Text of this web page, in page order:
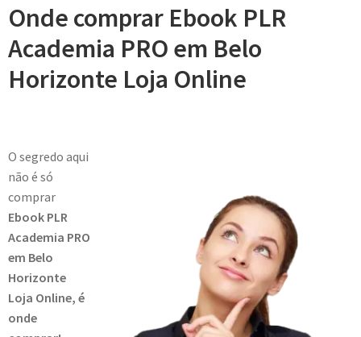
Onde comprar Ebook PLR
Academia PRO em Belo
Horizonte Loja Online
O segredo aqui
não é só
comprar
Ebook PLR
Academia PRO
em Belo
Horizonte
Loja Online, é
onde